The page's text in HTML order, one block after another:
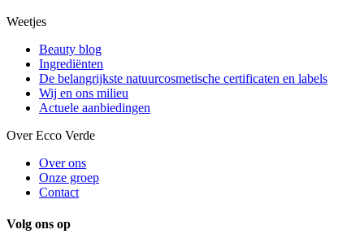
Weetjes
Beauty blog
Ingrediënten
De belangrijkste natuurcosmetische certificaten en labels
Wij en ons milieu
Actuele aanbiedingen
Over Ecco Verde
Over ons
Onze groep
Contact
Volg ons op